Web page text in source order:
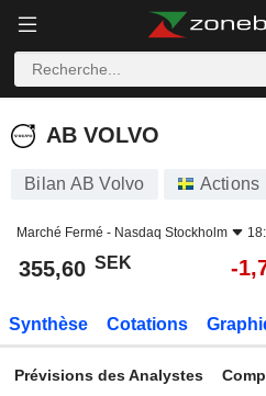
AB VOLVO
AB VOLVO
Bilan AB Volvo Actions
Marché Fermé - Nasdaq Stockholm
355,60 SEK -
Synthèse Cotations
Prévisions des Analystes